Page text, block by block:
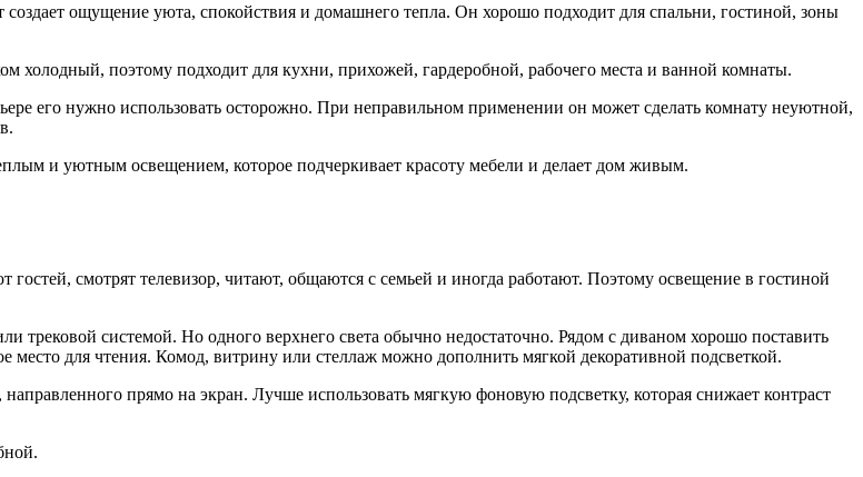
создает ощущение уюта, спокойствия и домашнего тепла. Он хорошо подходит для спальни, гостиной, зоны
поэтому подходит для кухни, прихожей, гардеробной, рабочего места и ванной комнаты.
его нужно использовать осторожно. При неправильном применении он может сделать комнату неуютной,
и уютным освещением, которое подчеркивает красоту мебели и делает дом живым.
смотрят телевизор, читают, общаются с семьей и иногда работают. Поэтому освещение в гостиной
системой. Но одного верхнего света обычно недостаточно. Рядом с диваном хорошо поставить
для чтения. Комод, витрину или стеллаж можно дополнить мягкой декоративной подсветкой.
прямо на экран. Лучше использовать мягкую фоновую подсветку, которая снижает контраст